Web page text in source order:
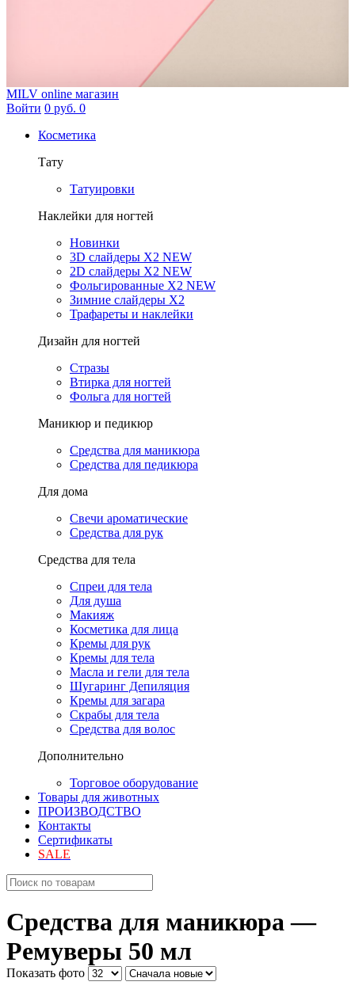
MILV online магазин
Войти 0 руб. 0
Косметика
Тату
Татуировки
Наклейки для ногтей
Новинки
3D слайдеры X2 NEW
2D слайдеры X2 NEW
Фольгированные X2 NEW
Зимние слайдеры Х2
Трафареты и наклейки
Дизайн для ногтей
Стразы
Втирка для ногтей
Фольга для ногтей
Маникюр и педикюр
Средства для маникюра
Средства для педикюра
Для дома
Свечи ароматические
Средства для рук
Средства для тела
Спреи для тела
Для душа
Макияж
Косметика для лица
Кремы для рук
Кремы для тела
Масла и гели для тела
Шугаринг Депиляция
Кремы для загара
Скрабы для тела
Средства для волос
Дополнительно
Торговое оборудование
Товары для животных
ПРОИЗВОДСТВО
Контакты
Сертификаты
SALE
Средства для маникюра —
Ремуверы 50 мл
Показать фото